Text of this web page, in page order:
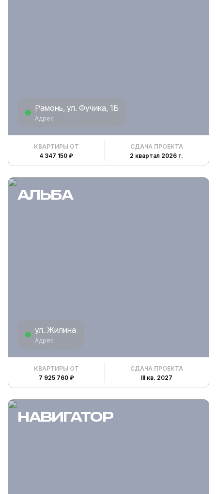
Рамонь, ул. Фучика, 1Б
Адрес
КВАРТИРЫ ОТ
4 347 150 ₽
СДАЧА ПРОЕКТА
2 квартал 2026 г.
АЛЬБА
ул. Жилина
Адрес
КВАРТИРЫ ОТ
7 925 760 ₽
СДАЧА ПРОЕКТА
III кв. 2027
НАВИГАТОР